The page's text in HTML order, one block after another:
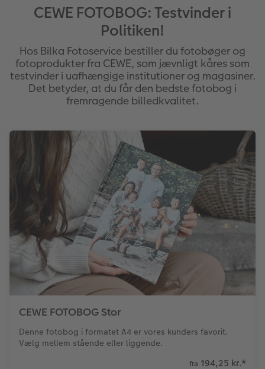
Fotopanel
Velkomstskilt
Talcollage
Tilbehør
Inspiration til bryllup
CEWE FOTOBOG: Testvinder i
Politiken!
Hos Bilka Fotoservice bestiller du fotobøger og
fotoprodukter fra CEWE, som jævnligt kåres som
testvinder i uafhængige institutioner og magasiner.
Det betyder, at du får den bedste fotobog i
fremragende billedkvalitet.
CEWE FOTOBOG Stor
Denne fotobog i formatet A4 er vores kunders favorit.
Vælg mellem stående eller liggende.
fra 194,25 kr.*